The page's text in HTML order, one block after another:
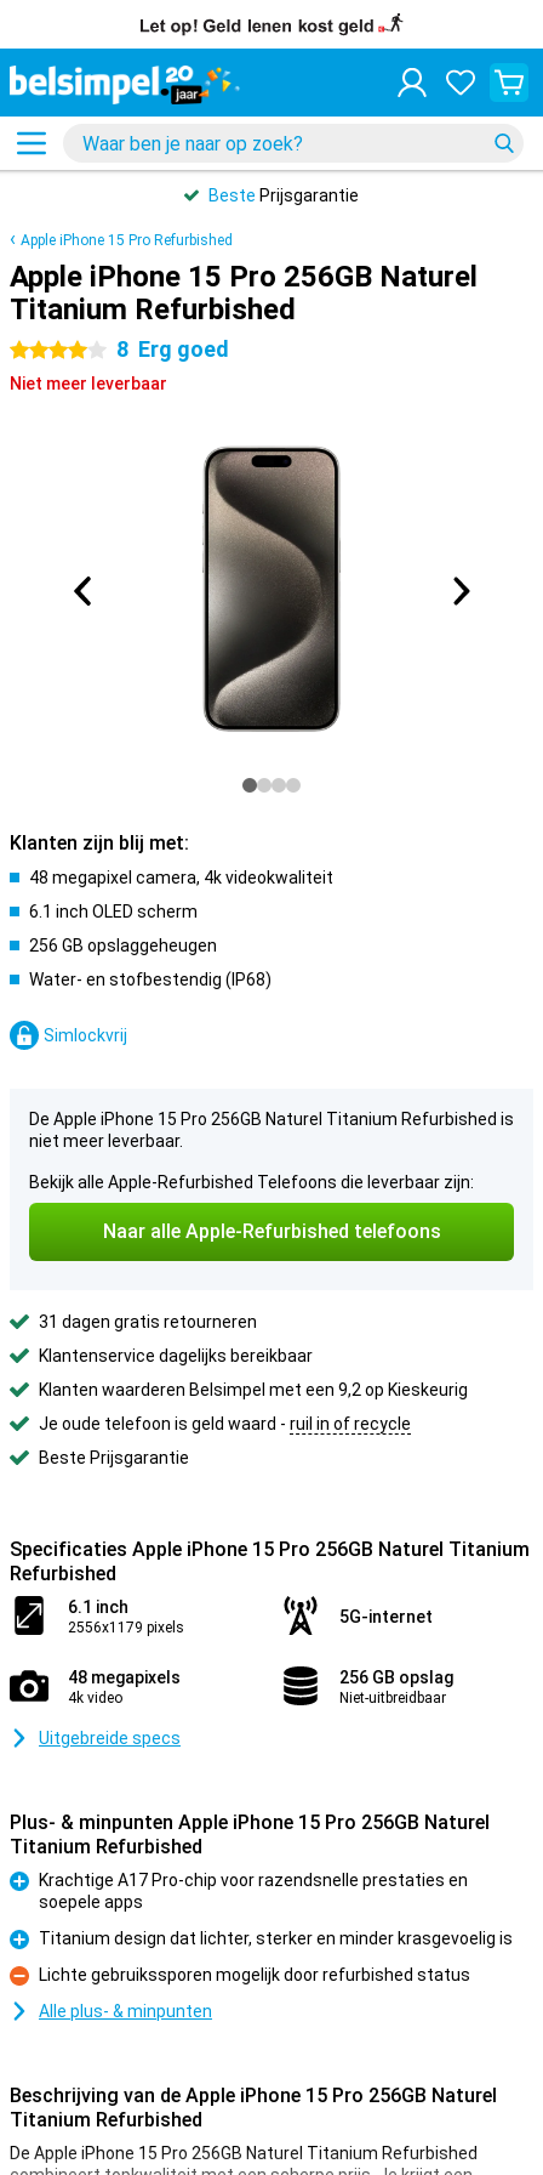
Beste Prijsgarantie
Apple iPhone 15 Pro Refurbished
Apple iPhone 15 Pro 256GB Naturel
Titanium Refurbished
4 sterren 8 Erg goed
Niet meer leverbaar
Klanten zijn blij met:
48 megapixel camera, 4k videokwaliteit
6.1 inch OLED scherm
256 GB opslaggeheugen
Water- en stofbestendig (IP68)
Simlockvrij
De Apple iPhone 15 Pro 256GB Naturel Titanium Refurbished is
niet meer leverbaar.
Bekijk alle Apple-Refurbished Telefoons die leverbaar zijn:
Naar alle Apple-Refurbished telefoons
31 dagen gratis retourneren
Klantenservice dagelijks bereikbaar
Klanten waarderen Belsimpel met een 9,2 op Kieskeurig
Je oude telefoon is geld waard - ruil in of recycle
Beste Prijsgarantie
Specificaties Apple iPhone 15 Pro 256GB Naturel Titanium
Refurbished
6.1 inch
2556x1179 pixels
5G-internet
48 megapixels
4k video
256 GB opslag
Niet-uitbreidbaar
Uitgebreide specs
Plus- & minpunten Apple iPhone 15 Pro 256GB Naturel
Titanium Refurbished
Pluspunt
Krachtige A17 Pro-chip voor razendsnelle prestaties en
soepele apps
Pluspunt
Titanium design dat lichter, sterker en minder krasgevoelig is
Minpunt
Lichte gebruikssporen mogelijk door refurbished status
Alle plus- & minpunten
Beschrijving van de Apple iPhone 15 Pro 256GB Naturel
Titanium Refurbished
De Apple iPhone 15 Pro 256GB Naturel Titanium Refurbished